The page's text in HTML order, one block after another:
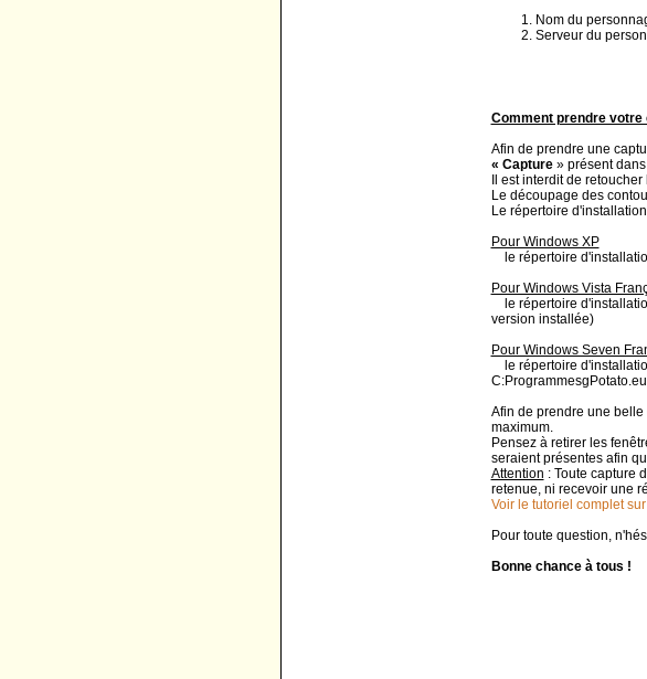
Nom du
Serveur du
Comment prendre votre
Afin de prendre une
« Capture» présent
Il est interdit de
Le découpage des
Le répertoire
Pour Windows XP
le répertoire
Pour Windows Vista
le répertoire
version installée)
Pour Windows Seven
le répertoire
Afin de prendre une belle
maximum.
Pensez à retirer les
seraient présentes afin
Attention : Toute capture
retenue, ni recevoir une
Voir le tutoriel complet
Pour toute question,
Bonne chance à tous !